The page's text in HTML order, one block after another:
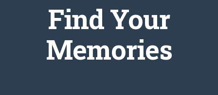
Find Your
Memories